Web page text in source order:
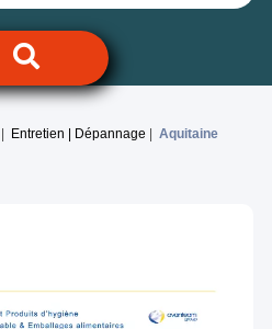
Entretien | Dépannage
Aquitaine